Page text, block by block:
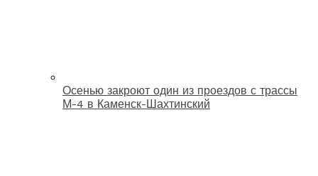
Осенью закроют один из проездов с трассы
М-4 в Каменск-Шахтинский